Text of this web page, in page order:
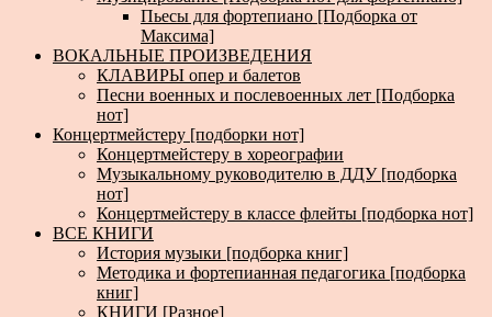
Пьесы для фортепиано [Подборка от
Максима]
ВОКАЛЬНЫЕ ПРОИЗВЕДЕНИЯ
КЛАВИРЫ опер и балетов
Песни военных и послевоенных лет [Подборка
нот]
Концертмейстеру [подборки нот]
Концертмейстеру в хореографии
Музыкальному руководителю в ДДУ [подборка
нот]
Концертмейстеру в классе флейты [подборка нот]
ВСЕ КНИГИ
История музыки [подборка книг]
Методика и фортепианная педагогика [подборка
книг]
КНИГИ [Разное]